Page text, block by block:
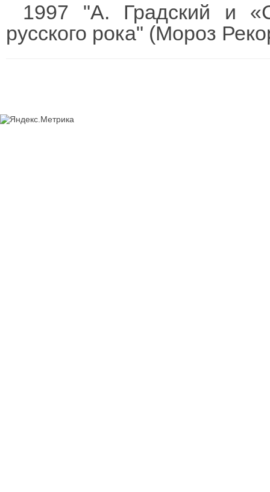
1997 "А. Градский и
русского рока" (Мороз